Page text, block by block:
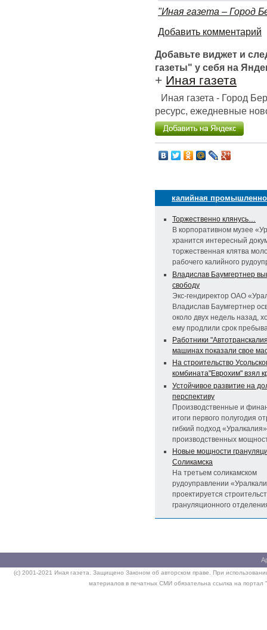
"Иная газета – Город
Добавить комментарий
Добавьте виджет и
газеты" у себя на
+ Иная газета
Иная газета - Город
ресурс, ежедневные
калийная
Торжественно клянусь…
В корпоративном музее
хранится интересный
торжественная клятва
рабочего калийного
Владислав Баумгертнер
свободу
Экс-гендиректор ОАО
Владислав Баумгертнер
около двух недель назад,
ему продлили срок
Работники
машинах показали свое
На строительство
комбината"Еврохим" взял
Устойчивое развитие на
перспективу
Производственные и
итоги первого полугодия
гибкий подход «Уралкалия»
производственных
Новые мощности
Соликамска
На третьем соликамском
рудоуправлении
проектируется
грануляционного
(c) 2001-2021 Иная газета. Защищено Законом об авторском праве. При
материалов в печатных СМИ обязательна ссылка на